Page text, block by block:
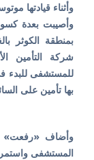
وأثناء قيادتها
وأصيبت بعدة
بمنطقة الكوثر
شركة التأمين
للمستشفى للبدء
بها تأمين على
وأضاف «رفعت»
المستشفى